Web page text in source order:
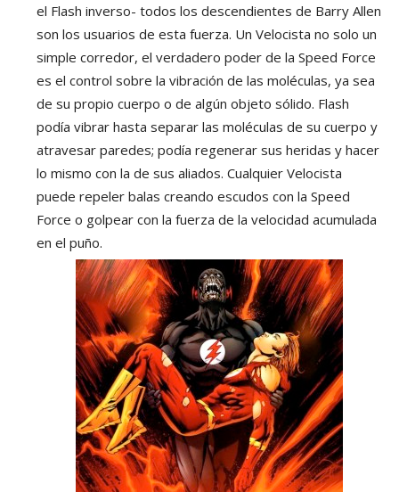
el Flash inverso- todos los descendientes de Barry Allen
son los usuarios de esta fuerza. Un Velocista no solo un
simple corredor, el verdadero poder de la Speed Force
es el control sobre la vibración de las moléculas, ya sea
de su propio cuerpo o de algún objeto sólido. Flash
podía vibrar hasta separar las moléculas de su cuerpo y
atravesar paredes; podía regenerar sus heridas y hacer
lo mismo con la de sus aliados. Cualquier Velocista
puede repeler balas creando escudos con la Speed
Force o golpear con la fuerza de la velocidad acumulada
en el puño.